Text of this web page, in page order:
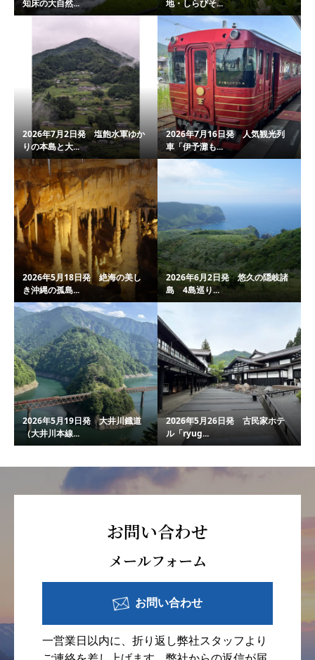
知床の大自然...
地・しらびそ...
2026年7月2日発 塩飽水軍ゆか
りの本島と大...
2026年7月16日発 人気観光列
車「伊予灘も...
2026年5月18日発 絶海の美し
き沖縄の孤島...
2026年6月2日発 悠久の隠岐諸
島 4島巡り...
2026年5月19日発 大井川鐡道
（大井川本線...
2026年5月26日発 古民家ホテ
ル「ryug...
お問い合わせ
メールフォーム
お問い合わせ
一営業日以内に、折り返し弊社スタッフより